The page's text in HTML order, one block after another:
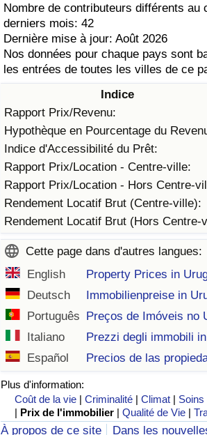
Nombre de contributeurs différents au
derniers mois: 42
Dernière mise à jour: Août 2026
Nos données pour chaque pays sont
les entrées de toutes les villes de ce
Indice
Rapport Prix/Revenu:
Hypothèque en Pourcentage du
Indice d'Accessibilité du Prêt:
Rapport Prix/Location - Centre-ville:
Rapport Prix/Location - Hors Centre-
Rendement Locatif Brut (Centre-ville):
Rendement Locatif Brut (Hors Centre-
Cette page dans d'autres langues:
English
Property Prices in
Deutsch
Immobilienpreise in
Português Preços de Imóveis no
Italiano
Prezzi degli immobili
Español
Precios de las
Plus d'information:
Coût de la vie |Criminalité |Climat | Soins
| Prix de l'immobilier |Qualité de Vie |
À propos de ce site Dans les
Indice de Pollution (Actuel)
Indice de pollution
Indice de Pollution par Pays
Trafic
Indice de Trafic
Indice de Trafic (Actuel)
Indice de Trafic par Pays